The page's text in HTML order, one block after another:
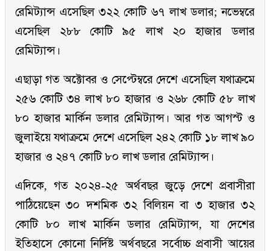
রেমিট্যান্স এসেছিল ৩২২ কোটি ৬৭ লাখ ডলার; নভেম্বরে
এসেছিল ২৮৮ কোটি ৯৫ লাখ ২০ হাজার ডলার
রেমিট্যান্স।
এছাড়া গত অক্টোবর ও সেপ্টেম্বরে দেশে এসেছিল যথাক্রমে
২৫৬ কোটি ৩৪ লাখ ৮০ হাজার ও ২৬৮ কোটি ৫৮ লাখ
৮০ হাজার মার্কিন ডলার রেমিট্যান্স। আর গত আগস্ট ও
জুলাইয়ে যথাক্রমে দেশে এসেছিল ২৪২ কোটি ১৮ লাখ ৯০
হাজার ও ২৪৭ কোটি ৮০ লাখ ডলার রেমিট্যান্স।
এদিকে, গত ২০২৪-২৫ অর্থবছর জুড়ে দেশে প্রবাসীরা
পাঠিয়েছেন ৩০ দশমিক ৩২ বিলিয়ন বা ৩ হাজার ৩২
কোটি ৮০ লাখ মার্কিন ডলার রেমিট্যান্স, যা দেশের
ইতিহাসে কোনো নির্দিষ্ট অর্থবছরে সর্বোচ্চ প্রবাসী আয়ের